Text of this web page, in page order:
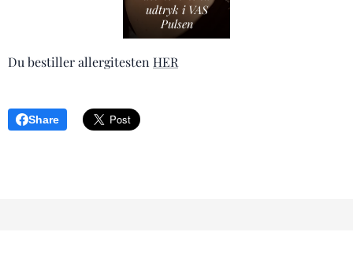
udtryk i VAS
Pulsen
Du bestiller allergitesten HER
Share